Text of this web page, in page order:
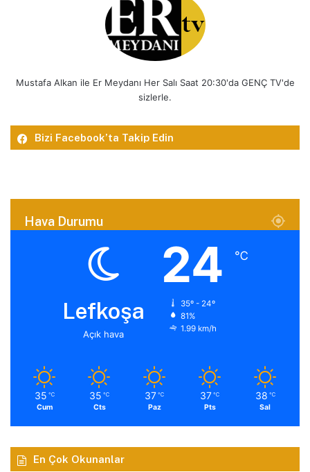
Mustafa Alkan ile Er Meydanı Her Salı Saat 20:30'da GENÇ TV'de
sizlerle.
Bizi Facebook’ta Takip Edin
Hava Durumu
Lefkoşa
Açık hava
24 ℃
35º - 24º
81%
1.99 km/h
35 ℃
Cum
35 ℃
Cts
37 ℃
Paz
37 ℃
Pts
38 ℃
Sal
En Çok Okunanlar